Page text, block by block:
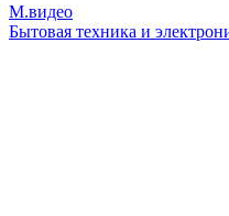
М.видео
Бытовая техника и